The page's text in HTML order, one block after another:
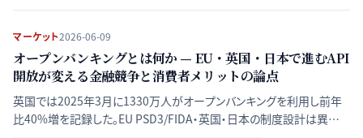
マーケット2026-06-09
オープンバンキングとは何か — EU・英国・日本で進むAPI
開放が変える金融競争と消費者メリットの論点
英国では2025年3月に1330万人がオープンバンキングを利用し前年
比40%増を記録した。EU PSD3/FIDA・英国・日本の制度設計は異なる